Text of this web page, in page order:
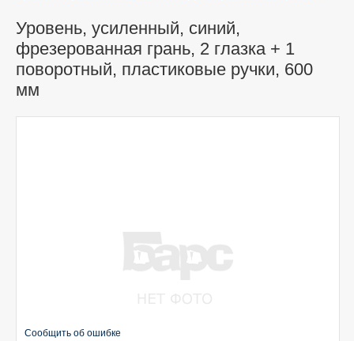
Уровень, усиленный, синий,
фрезерованная грань, 2 глазка + 1
поворотный, пластиковые ручки, 600
мм
Сообщить об ошибке